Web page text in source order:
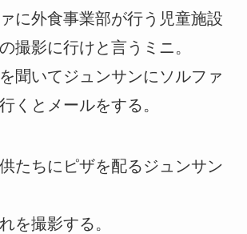
に外食事業部が行う児童施設
撮影に行けと言うミニ。
聞いてジュンサンにソルファ
くとメールをする。
たちにピザを配るジュンサン
を撮影する。